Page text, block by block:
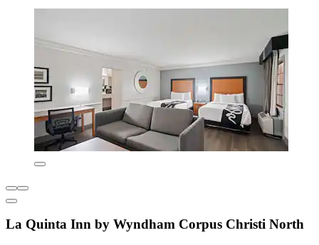
La Quinta Inn by Wyndham Corpus Christi North